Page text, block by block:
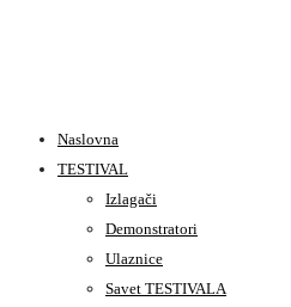
Naslovna
TESTIVAL
Izlagači
Demonstratori
Ulaznice
Savet TESTIVALA